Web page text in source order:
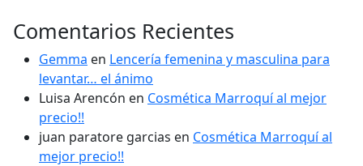
Comentarios Recientes
Gemma en Lencería femenina y masculina para
levantar… el ánimo
Luisa Arencón en Cosmética Marroquí al mejor
precio!!
juan paratore garcias en Cosmética Marroquí al
mejor precio!!